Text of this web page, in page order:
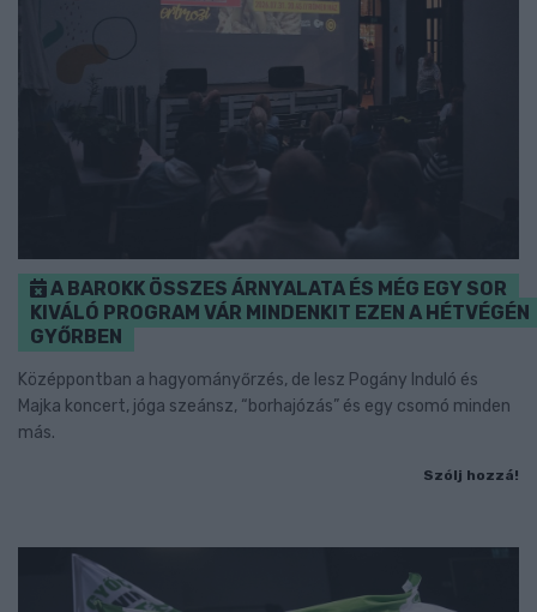
A BAROKK ÖSSZES ÁRNYALATA ÉS MÉG EGY SOR
KIVÁLÓ PROGRAM VÁR MINDENKIT EZEN A HÉTVÉGÉN
GYŐRBEN
Középpontban a hagyományőrzés, de lesz Pogány Induló és
Majka koncert, jóga szeánsz, “borhajózás” és egy csomó minden
más.
Szólj hozzá!